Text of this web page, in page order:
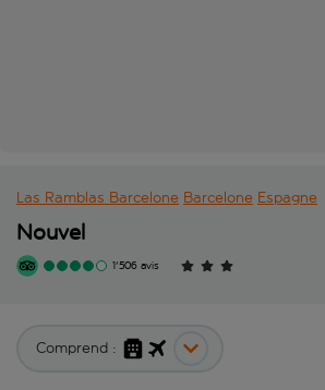
Las Ramblas Barcelone Barcelone Espagne
Nouvel
1'506 avis
Comprend :